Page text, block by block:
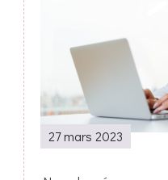
27 mars 2023